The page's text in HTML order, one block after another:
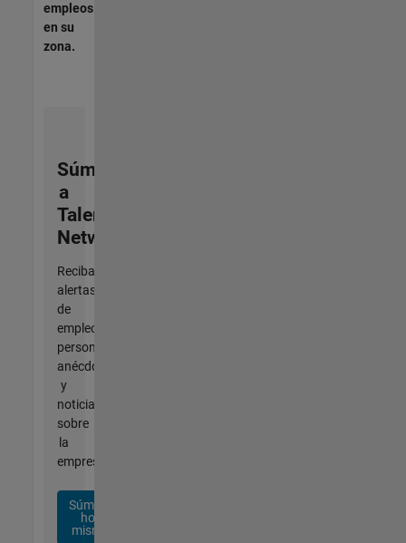
empleos
en su
zona.
Súmese
a
Talent
Network
Reciba
alertas
de
empleo
personalizadas,
anécdotas
y
noticias
sobre
la
empresa.
Súmese
hoy
mismo